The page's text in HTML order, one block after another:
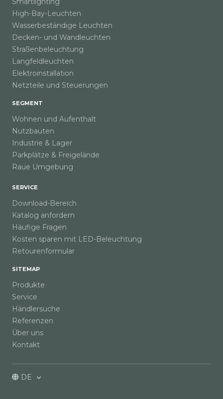
High-Bay-Leuchten
Wasserbeständige Leuchten
Decken- und Wandleuchten
Straßenbeleuchtung
Langfeldleuchten
Elektroinstallation
Netzteile und Steuerungen
SEGMENT
Wohnen und Aufenthalt
Nutzbauten
Industrie & Lager
Parkplätze & Freigelände
Raue Umgebung
SERVICE
Download-Bereich
Katalog anfordern
Häufige Fragen
Kosten sparen mit LED-Beleuchtung
Retourenformular
SITEMAP
Produkte
Service
Händlersuche
Referenzen
Über uns
Kontakt
DE